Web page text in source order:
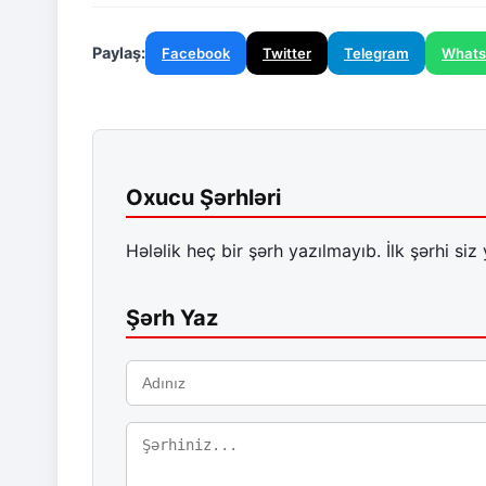
Paylaş: Facebook Twitter Telegram
Oxucu Şərhləri
Hələlik heç bir şərh yazılmayıb. İlk şərhi siz
Şərh Yaz